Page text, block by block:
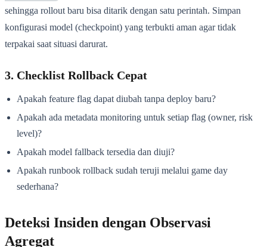
sehingga rollout baru bisa ditarik dengan satu perintah. Simpan
konfigurasi model (checkpoint) yang terbukti aman agar tidak
terpakai saat situasi darurat.
3. Checklist Rollback Cepat
Apakah feature flag dapat diubah tanpa deploy baru?
Apakah ada metadata monitoring untuk setiap flag (owner, risk
level)?
Apakah model fallback tersedia dan diuji?
Apakah runbook rollback sudah teruji melalui game day
sederhana?
Deteksi Insiden dengan Observasi
Agregat